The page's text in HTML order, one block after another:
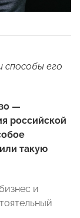
его
—
российской
такую
и